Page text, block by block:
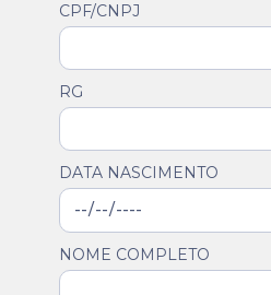
CPF/CNPJ
RG
DATA NASCIMENTO
NOME COMPLETO